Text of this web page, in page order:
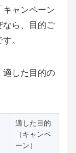
キャンペーン
なら、目的ご
。
適した目的の
適した目的
（キャンペ
ーン）